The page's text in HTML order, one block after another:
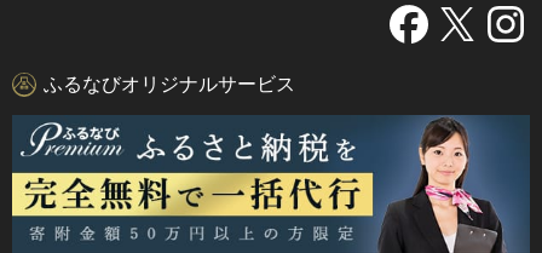
ふるなびオリジナルサービス